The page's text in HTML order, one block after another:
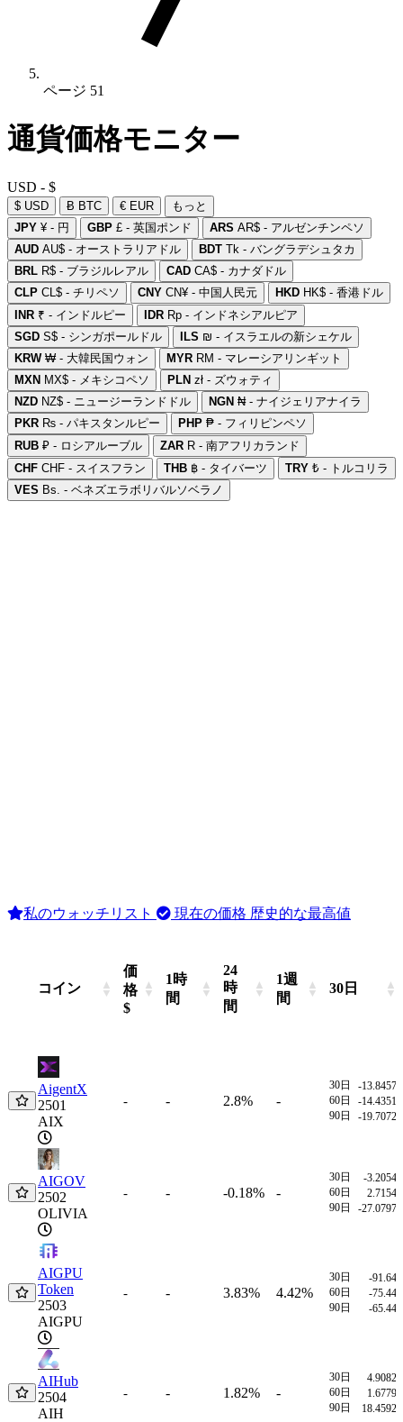
ページ 51
通貨価格モニター
USD - $
$ USD Ƀ BTC € EUR
もっと
JPY ¥ - 円 GBP £ - 英国ポンド ARS AR$ - アルゼンチンペソ
AUD AU$ - オーストラリアドル BDT Tk - バングラデシュタカ
BRL R$ - ブラジルレアル CAD CA$ - カナダドル
CLP CL$ - チリペソ CNY CN¥ - 中国人民元 HKD HK$ - 香港ドル
INR ₹ - インドルピー IDR Rp - インドネシアルピア
SGD S$ - シンガポールドル ILS ₪ - イスラエルの新シェケル
KRW₩ - 大韓民国ウォン MYR RM - マレーシアリンギット
MXN MX$ - メキシコペソ PLN zł - ズウォティ
NZD NZ$ - ニュージーランドドル NGN ₦ - ナイジェリアナイラ
PKR ₨ - パキスタンルピー PHP ₱ - フィリピンペソ
RUB ₽ - ロシアルーブル ZAR R - 南アフリカランド
CHF CHF - スイスフラン THB ฿ - タイバーツ TRY ₺ - トルコリラ
VES Bs. - ベネズエラボリバルソベラノ
私のウォッチリスト 現在の価格 歴史的な最高値
コイン
価
格
$
1時
間
24
時
間
1週
間
30日
コイン
$
間
AigentX
2501
AIX
- - 2.8% -
30日
-
60日
-
90日
-
AIGOV
2502
OLIVIA
- - -0.18% -
30日
-
60日
90日
-
AIGPU
Token
2503
AIGPU
- - 3.83% 4.42%
30日
-
60日
-
90日
-
AIHub
2504
AIH
- - 1.82% -
30日
60日
90日